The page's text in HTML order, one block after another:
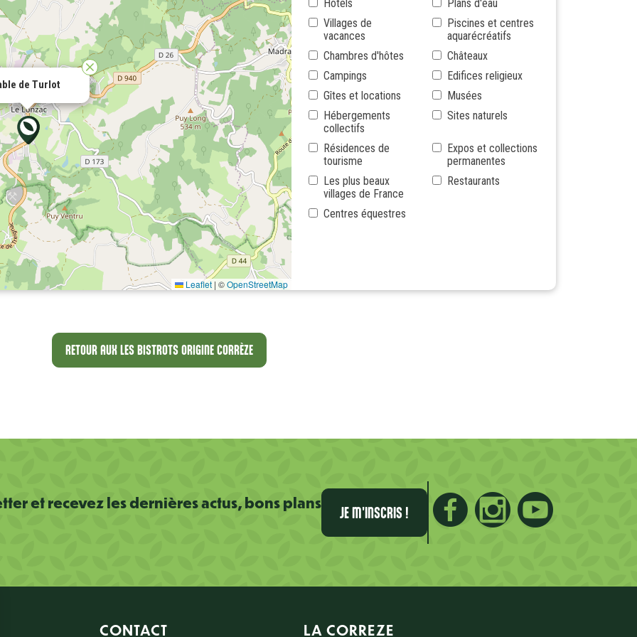
de Turlot
Leaflet | ©OpenStreetMap
Hôtels
Plans d'eau
Villages de
vacances
Piscines et centres
aquarécréatifs
Chambres d'hôtes
Châteaux
Campings
Edifices religieux
Gîtes et locations
Musées
Hébergements
collectifs
Sites naturels
Résidences de
tourisme
Expos et collections
permanentes
Les plus beaux
villages de France
Restaurants
Centres équestres
RETOUR AUX LES BISTROTS ORIGINE CORRÈZE
et recevez les dernières actus, bons plans JE M'INSCRIS !
CONTACT LA CORREZE